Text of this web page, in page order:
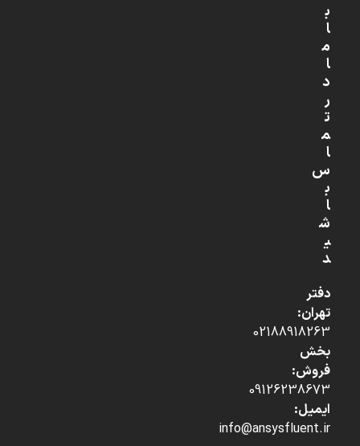
ب
ا
م
ا
د
ر
ت
م
ا
س
ب
ا
ش
ی
د
دفتر
تهران:
02188918263
بخش
فروش:
09126238673
ایمیل:
info@ansysfluent.ir